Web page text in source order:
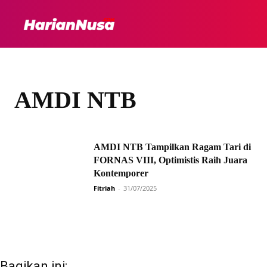
AMDI NTB
AMDI NTB Tampilkan Ragam Tari di
FORNAS VIII, Optimistis Raih Juara
Kontemporer
Fitriah - 31/07/2025